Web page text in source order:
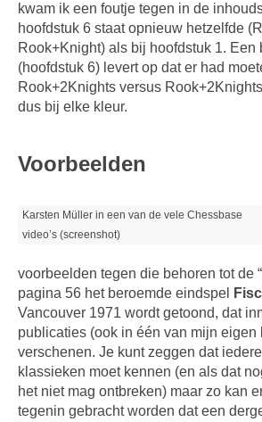
kwam ik een foutje tegen in de
hoofdstuk 6 staat opnieuw hetzelfde
Rook+Knight) als bij hoofdstuk 1. Een
(hoofdstuk 6) levert op dat er had
Rook+2Knights versus
dus bij elke kleur.
Voorbeelden
Karsten Müller in een van de vele Chessbase
video’s (screenshot)
voorbeelden tegen die behoren tot de
pagina 56 het beroemde eindspel
Vancouver 1971 wordt getoond, dat
publicaties (ook in één van mijn eigen
verschenen. Je kunt zeggen dat
klassieken moet kennen (en als dat
het niet mag ontbreken) maar zo kan
tegenin gebracht worden dat een